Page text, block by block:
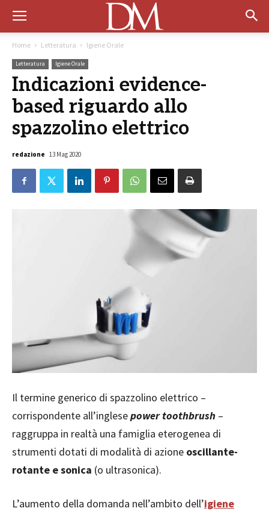
Home Letteratura Igiene Orale
Letteratura Igiene Orale
Indicazioni evidence-
based riguardo allo
spazzolino elettrico
redazione 13 Mag 2020
Il termine generico di spazzolino elettrico –
corrispondente all’inglesepower toothbrush –
raggruppa in realtà una famiglia eterogenea di
strumenti dotati di modalità di azione oscillante-
rotante e sonica (o ultrasonica).
L’aumento della domanda nell’ambito dell’igiene